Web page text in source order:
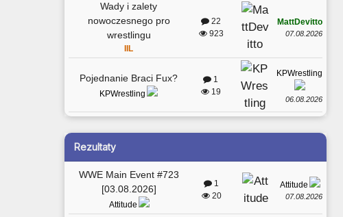
Wady i zalety
nowoczesnego pro
wrestlingu
IIL
22
923
MattDevitto
07.08.2026
Pojednanie Braci Fux?
KPWrestling
1
19
KPWrestling
06.08.2026
Rezultaty
WWE Main Event #723
[03.08.2026]
Attitude
1
20
Attitude
07.08.2026